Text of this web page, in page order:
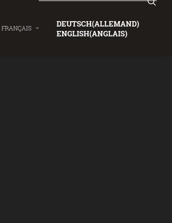
FRANÇAIS DEUTSCH(ALLEMAND)
ENGLISH(ANGLAIS)